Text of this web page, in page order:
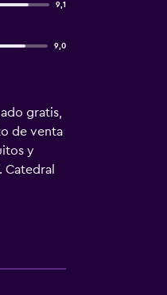
9,1
9,0
gratis,
de venta
y